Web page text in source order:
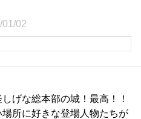
01/02
げな総本部の城！最高！！
所に好きな登場人物たちが